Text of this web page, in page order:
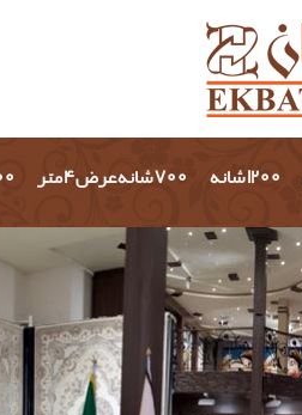
1200 شانه 700 شانه عرض 4 متر